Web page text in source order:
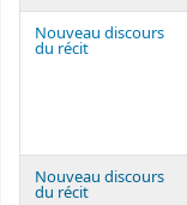
Nouveau discours
du récit
Nouveau discours
du récit